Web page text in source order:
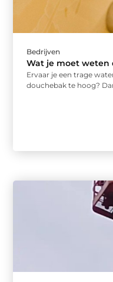
Bedrijven
Wat je moet weten
Ervaar je een trage
douchebak te hoog?